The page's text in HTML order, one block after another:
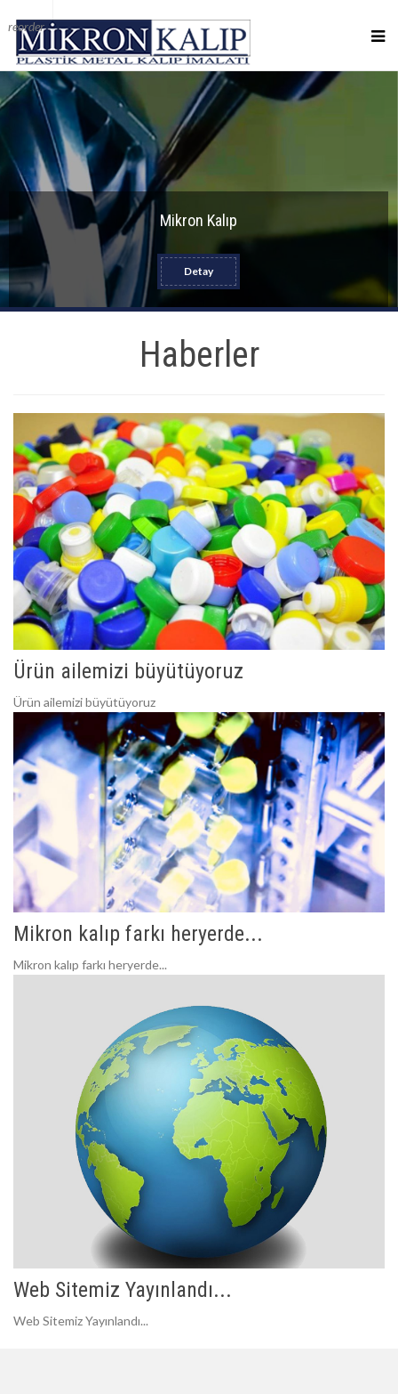
reorder
Mikron Kalıp
Detay
Haberler
Ürün ailemizi büyütüyoruz
Ürün ailemizi büyütüyoruz
Mikron kalıp farkı heryerde...
Mikron kalıp farkı heryerde...
Web Sitemiz Yayınlandı...
Web Sitemiz Yayınlandı...